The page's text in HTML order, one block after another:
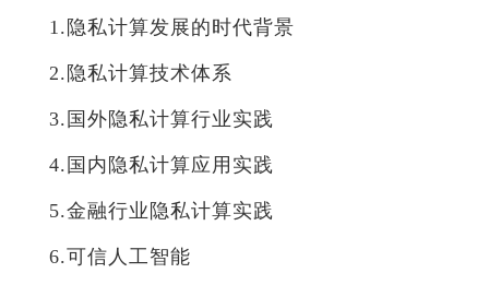
1.隐私计算发展的时代背景
2.隐私计算技术体系
3.国外隐私计算行业实践
4.国内隐私计算应用实践
5.金融行业隐私计算实践
6.可信人工智能